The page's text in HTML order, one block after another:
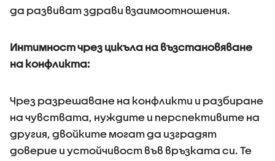
да развиват здрави взаимоотношения.
Интимност чрез цикъла на възстановяване
на конфликта:
Чрез разрешаване на конфликти и разбиране
на чувствата, нуждите и перспективите на
другия, двойките могат да изградят
доверие и устойчивост във връзката си. Те